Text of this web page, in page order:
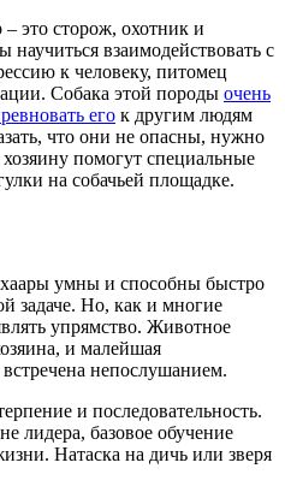
– это сторож, охотник и
взаимодействовать с
к человеку, питомец
Собака этой породы очень
его к другим людям
что они не опасны, нужно
помогут специальные
на собачьей площадке.
умны и способны быстро
задаче. Но, как и многие
упрямство. Животное
и малейшая
встречена непослушанием.
и последовательность.
лидера, базовое обучение
Натаска на дичь или зверя